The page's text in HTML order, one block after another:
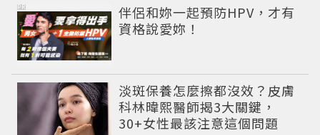
伴侶和妳一起預防HPV，才有
資格說愛妳！
PR
淡斑保養怎麼擦都沒效？皮膚
科林暐熙醫師揭3大關鍵，
30+女性最該注意這個問題